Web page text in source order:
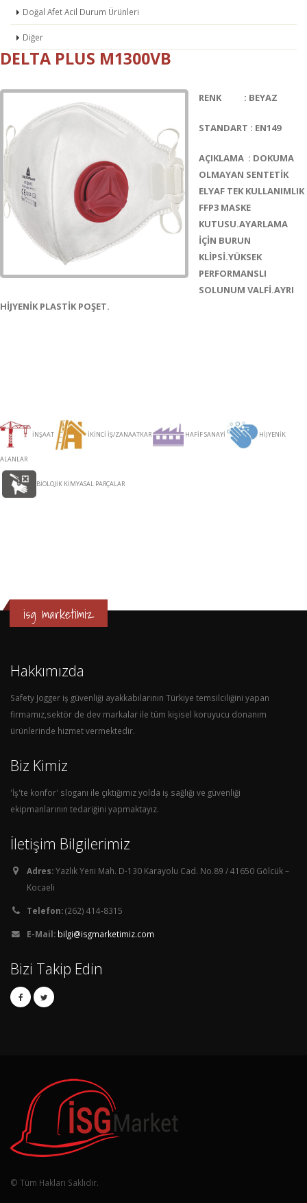
Doğal Afet Acil Durum Ürünleri
Diğer
DELTA PLUS M1300VB
RENK : BEYAZ
STANDART : EN149
AÇIKLAMA : DOKUMA
OLMAYAN SENTETİK
ELYAF TEK KULLANIMLIK
FFP3 MASKE
KUTUSU.AYARLAMA
İÇİN BURUN
KLİPSİ.YÜKSEK
PERFORMANSLI
SOLUNUM VALFİ.AYRI
HİJYENİK PLASTİK POŞET.
İNŞAAT İKİNCİ İŞ/ZANAATKAR HAFİF SANAYİ HİJYENİK
ALANLAR
BİOLOJİK KİMYASAL PARÇALAR
isg marketimiz
Hakkımızda
Safety Jogger iş güvenliği ayakkabılarının Türkiye temsilciliğini yapan
firmamız,sektör de dev markalar ile tüm kişisel koruyucu donanım
ürünlerinde hizmet vermektedir.
Biz Kimiz
'İş'te konfor' sloganı ile çıktığımız yolda iş sağlığı ve güvenliği
ekipmanlarının tedariğini yapmaktayız.
İletişim Bilgilerimiz
Adres:Yazlık Yeni Mah. D-130 Karayolu Cad. No.89 / 41650 Gölcük –
Kocaeli
Telefon:(262) 414-8315
E-Mail: bilgi@isgmarketimiz.com
Bizi Takip Edin
© Tüm Hakları Saklıdır.